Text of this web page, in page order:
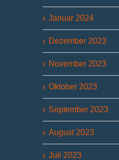
Januar 2024
Dezember 2023
November 2023
Oktober 2023
September 2023
August 2023
Juli 2023